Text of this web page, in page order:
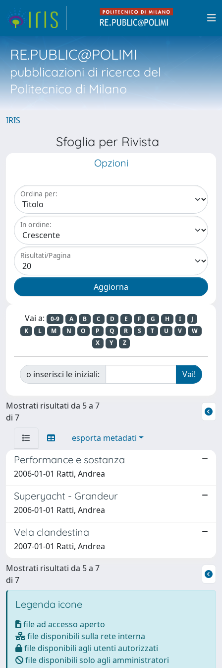
RE.PUBLIC@POLIMI
pubblicazioni di ricerca del
Politecnico di Milano
IRIS
Sfoglia per Rivista
Opzioni
Ordina per:
In ordine:
Risultati/Pagina
Vai a: 0-9 A B C D E F G H I
J
K
L M N O P Q R S T U V
W
X
Y Z
o inserisci le iniziali:
Mostrati risultati da 5 a 7
di 7
esporta metadati
Performance e sostanza
2006-01-01 Ratti, Andrea
Superyacht - Grandeur
2006-01-01 Ratti, Andrea
Vela clandestina
2007-01-01 Ratti, Andrea
Mostrati risultati da 5 a 7
di 7
Legenda icone
file ad accesso aperto
file disponibili sulla rete interna
file disponibili agli utenti autorizzati
file disponibili solo agli amministratori